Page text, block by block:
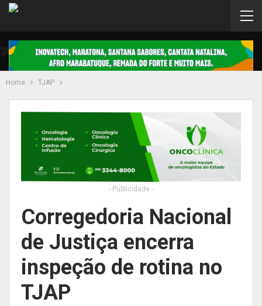
Home TJAP
- Publicidade -
Corregedoria Nacional
de Justiça encerra
inspeção de rotina no
TJAP